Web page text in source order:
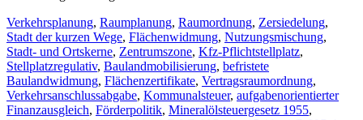
Verkehrsplanung, Raumplanung, Raumordnung, Zersiedelung,
Stadt der kurzen Wege, Flächenwidmung, Nutzungsmischung,
Stadt- und Ortskerne, Zentrumszone, Kfz-Pflichtstellplatz,
Stellplatzregulativ, Baulandmobilisierung, befristete
Baulandwidmung, Flächenzertifikate, Vertragsraumordnung,
Verkehrsanschlussabgabe, Kommunalsteuer, aufgabenorientierter
Finanzausgleich, Förderpolitik, Mineralölsteuergesetz 1955,